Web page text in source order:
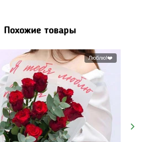
Похожие товары
Люблю!❤️